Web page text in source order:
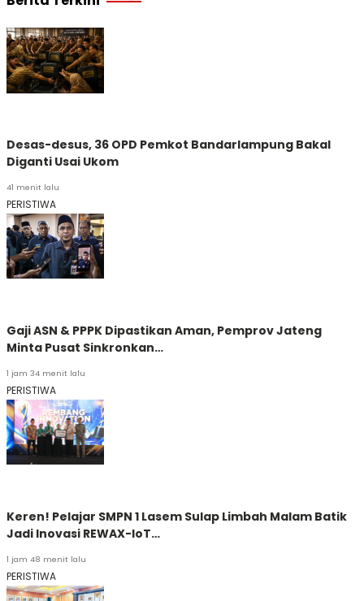
Desas-desus, 36 OPD Pemkot Bandarlampung Bakal
Diganti Usai Ukom
41 menit lalu
PERISTIWA
Gaji ASN & PPPK Dipastikan Aman, Pemprov Jateng
Minta Pusat Sinkronkan…
1 jam 34 menit lalu
PERISTIWA
Keren! Pelajar SMPN 1 Lasem Sulap Limbah Malam Batik
Jadi Inovasi REWAX-IoT…
1 jam 48 menit lalu
PERISTIWA